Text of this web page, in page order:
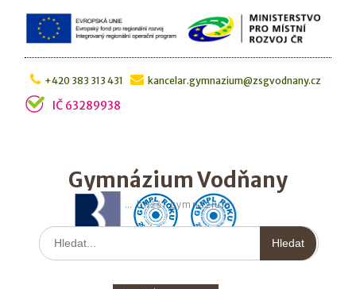
Skip
content
+420 383 313 431 kancelar.gymnazium@zsgvodnany.cz
IČ 63289938
Gymnázium Vodňany
… bližší gymnázium
Hledat: